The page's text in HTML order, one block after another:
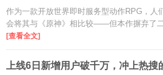
思路
作为一款开放世界即时服务型动作RPG，人
会将其与《原神》相比较——但本作摒弃了
风格，转而采用更具沉浸感的写实画风。与其
跨越诸国的广袤地图，不如深耕华夏大地的
水：游戏还原了古代中国的多
[查看全文]
上线6日新增用户破千万，冲上热搜